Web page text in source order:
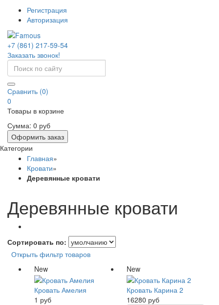
Регистрация
Авторизация
+7 (861) 217-59-54
Заказать звонок!
Сравнить (0)
0
Товары в корзине
Сумма: 0 руб
Оформить заказ
Категории
Главная»
Кровати»
Деревянные кровати
Деревянные кровати
Сортировать по:
Открыть фильтр товаров
New
Кровать Амелия
1 руб
New
Кровать Карина 2
16280 руб